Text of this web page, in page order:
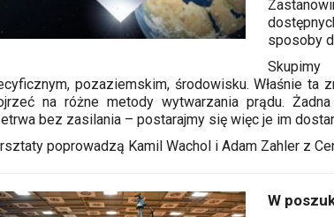
sposoby
pozaziemskim, środowisku. Właśnie ta
na różne metody wytwarzania prądu.
bez zasilania – postarajmy się więc je im
poprowadzą Kamil Wachol i Adam Zahler z
W